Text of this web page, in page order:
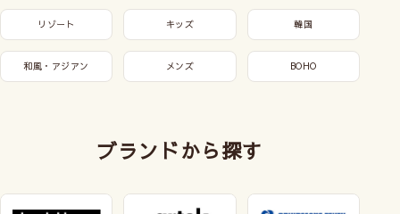
リゾート キッズ 韓国
和風・アジアン メンズ BOHO
ブランドから探す